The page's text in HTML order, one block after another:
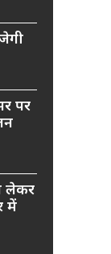
पर
लेकर
में